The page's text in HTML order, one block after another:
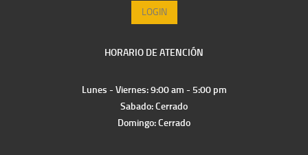
LOGIN
HORARIO DE ATENCIÓN
Lunes - Viernes: 9:00 am - 5:00 pm
Sabado: Cerrado
Domingo: Cerrado